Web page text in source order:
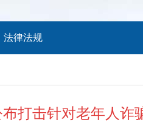
法律法规
打击针对老年人诈